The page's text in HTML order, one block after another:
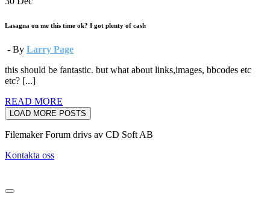
Lasagna on me this time ok? I got plenty of cash
- By Larry Page
this should be fantastic. but what about links,images, bbcodes etc
etc? [...]
READ MORE
LOAD MORE POSTS
Filemaker Forum drivs av CD Soft AB
Kontakta oss